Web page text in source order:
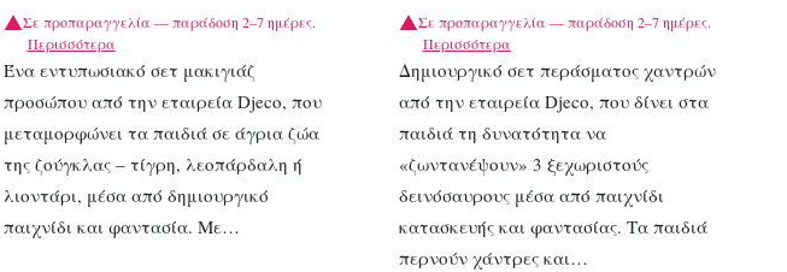
Σε προπαραγγελία — παράδοση 2–7 ημέρες.
Περισσότερα
Ένα εντυπωσιακό σετ μακιγιάζ
προσώπου από την εταιρεία Djeco, που
μεταμορφώνει τα παιδιά σε άγρια ζώα
της ζούγκλας – τίγρη, λεοπάρδαλη ή
λιοντάρι, μέσα από δημιουργικό
παιχνίδι και φαντασία. Με…
Σε προπαραγγελία — παράδοση 2–7 ημέρες.
Περισσότερα
Δημιουργικό σετ περάσματος χαντρών
από την εταιρεία Djeco, που δίνει στα
παιδιά τη δυνατότητα να
«ζωντανέψουν» 3 ξεχωριστούς
δεινόσαυρους μέσα από παιχνίδι
κατασκευής και φαντασίας. Τα παιδιά
περνούν χάντρες και…